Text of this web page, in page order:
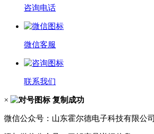
咨询电话
微信客服
联系我们
× 复制成功
微信公众号：山东霍尔德电子科技有限公司